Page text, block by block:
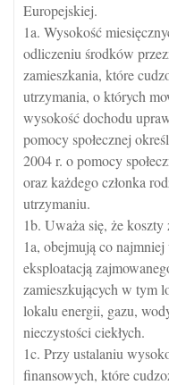
Europejskiej.
1a. Wysokość
odliczeniu środków
zamieszkania, które
utrzymania, o których
wysokość dochodu
pomocy społecznej
2004 r. o pomocy
oraz każdego członka
utrzymaniu.
1b. Uważa się, że
1a, obejmują co najmniej
eksploatacją
zamieszkujących w tym
lokalu energii, gazu,
nieczystości ciekłych.
1c. Przy ustalaniu
finansowych, które